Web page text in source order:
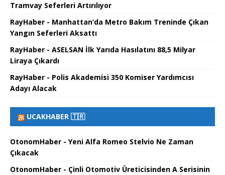
Tramvay Seferleri Artırılıyor
RayHaber - Manhattan’da Metro Bakım Treninde Çıkan
Yangın Seferleri Aksattı
RayHaber - ASELSAN İlk Yarıda Hasılatını 88,5 Milyar
Liraya Çıkardı
RayHaber - Polis Akademisi 350 Komiser Yardımcısı
Adayı Alacak
UCAKHABER 🇹🇷
OtonomHaber - Yeni Alfa Romeo Stelvio Ne Zaman
Çıkacak
OtonomHaber - Çinli Otomotiv Üreticisinden A Serisinin